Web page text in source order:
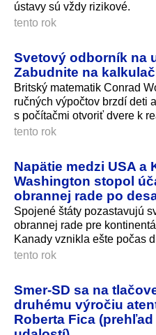
ústavy sú vždy rizikové.
tento rok
Svetový odborník na
Zabudnite na
Britský matematik Conrad
ručných výpočtov brzdí deti
s počítačmi otvoriť dvere k
tento rok
Napätie medzi USA a
Washington stopol
obrannej rade po
Spojené štáty pozastavujú
obrannej rade pre
Kanady vznikla ešte počas
tento rok
Smer-SD sa na
druhému výročiu
Roberta Fica